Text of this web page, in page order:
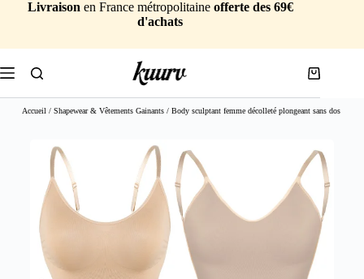
Livraison en France métropolitaine offerte des 69€
d'achats
Accueil / Shapewear & Vêtements Gainants/ Body sculptant femme décolleté plongeant sans dos